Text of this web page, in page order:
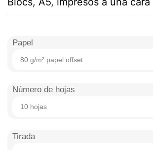
Papel
80 g/m² papel offset
Número de hojas
10 hojas
Tirada